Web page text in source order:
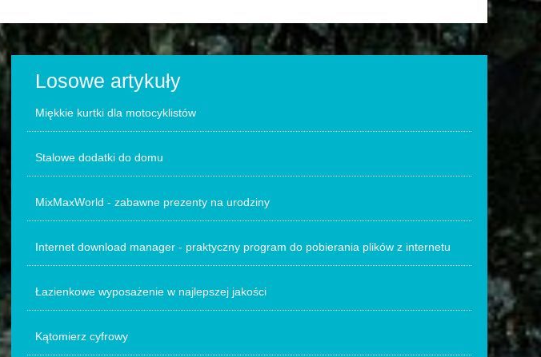
Losowe artykuły
Miękkie kurtki dla motocyklistów
Stalowe dodatki do domu
MixMaxWorld - zabawne prezenty na urodziny
Internet download manager - praktyczny program do pobierania plików z internetu
Łazienkowe wyposażenie w najlepszej jakości
Kątomierz cyfrowy